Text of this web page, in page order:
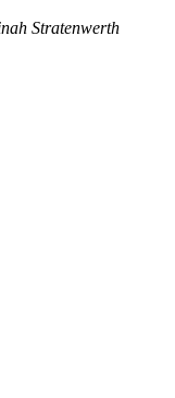
Stratenwerth